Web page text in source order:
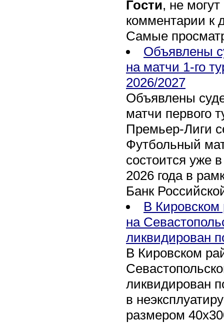
Гости, не
комментарии к
Самые
Объявлены
на матчи 1-го
2026/2027
Объявлены
матчи первого
Премьер-Лиги
Футбольный
состоится уже
2026 года в
Банк
В Кировском
на
ликвидирован
В Кировском
ликвидирован
в
размером